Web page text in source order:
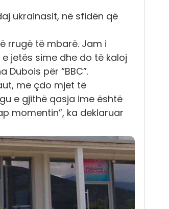
ukrainasit, në sfidën që
rrugë të mbarë. Jam i
jetës sime dhe do të kaloj
për “BBC”.
me çdo mjet të
e gjithë qasja ime është
momentin”, ka deklaruar